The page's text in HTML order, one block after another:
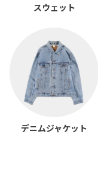
スウェット
デニムジャケット